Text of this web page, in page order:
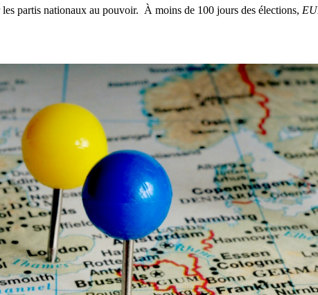
partis nationaux au pouvoir. À moins de 100 jours des élections,